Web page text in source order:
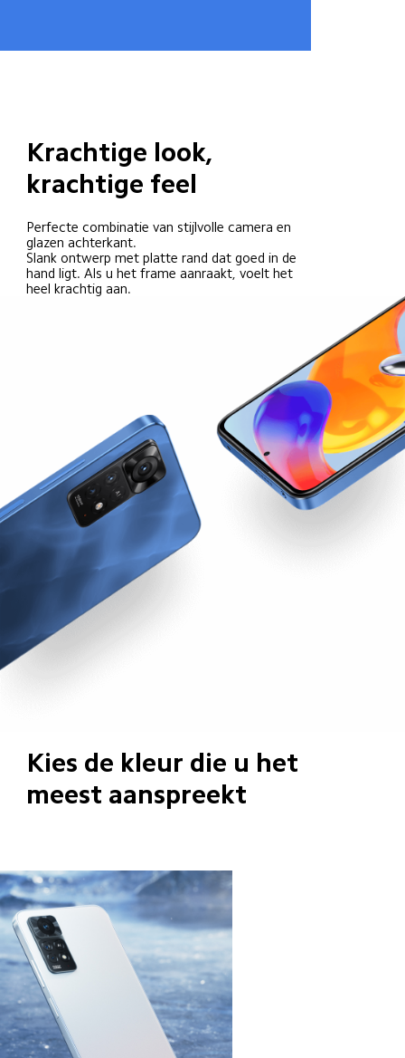
Krachtige look,
krachtige feel
Perfecte combinatie van stijlvolle camera en
glazen achterkant.
Slank ontwerp met platte rand dat goed in de
hand ligt. Als u het frame aanraakt, voelt het
heel krachtig aan.
Kies de kleur die u het
meest aanspreekt